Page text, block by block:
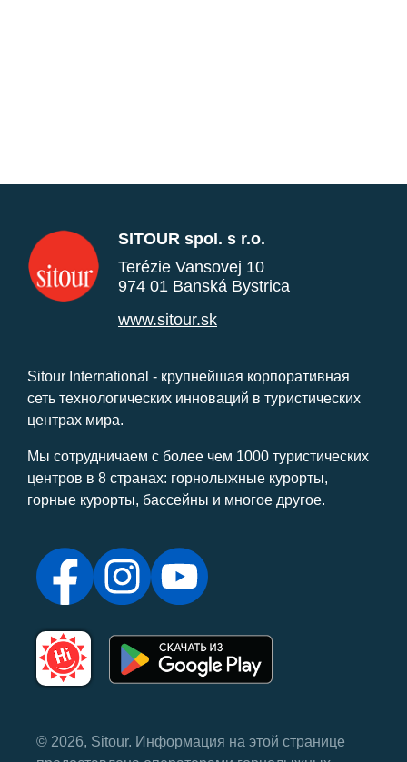
SITOUR spol. s r.o.
Terézie Vansovej 10
974 01 Banská Bystrica
www.sitour.sk
Sitour International - крупнейшая корпоративная
сеть технологических инноваций в туристических
центрах мира.
Мы сотрудничаем с более чем 1000 туристических
центров в 8 странах: горнолыжные курорты,
горные курорты, бассейны и многое другое.
© 2026, Sitour. Информация на этой странице